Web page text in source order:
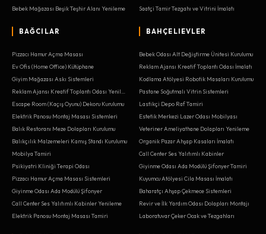
Bebek Mağazası Beşik Teşhir Alanı Yenileme
Saatçi Tamir Tezgahı ve Vitrini İmalatı
BAĞCILAR
Pizzacı Hamur Açma Masası
Ev Ofis (Home Office) Kütüphane
Giyim Mağazası Askı Sistemleri
Escape Room (Kaçış Oyunu) Dekoru Kurulumu
Elektrik Panosu Montaj Masası Sistemleri
Balık Restoranı Meze Dolapları Kurulumu
Balıkçılık Malzemeleri Kamış Standı Kurulumu
Mobilya Tamiri
Psikiyatri Kliniği Terapi Odası
Pizzacı Hamur Açma Masası Sistemleri
Giyinme Odası Ada Modülü Şifonyer
Call Center Ses Yalıtımlı Kabinler Yenileme
Elektrik Panosu Montaj Masası Tamiri
BAHÇELIEVLER
Bebek Odası Alt Değiştirme Ünitesi Kurulumu
Reklam Ajansı Kreatif Toplantı Odası İmalatı
Kodlama Atölyesi Robotik Masaları Kurulumu
Pastane Soğutmalı Vitrin Sistemleri
Lastikçi Depo Raf Tamiri
Estetik Merkezi Lazer Odası Mobilyası
Veteriner Ameliyathane Dolapları Yenileme
Organik Pazar Ahşap Kasaları İmalatı
Call Center Ses Yalıtımlı Kabinler
Giyinme Odası Ada Modülü Şifonyer Tamiri
Kuyumcu Atölyesi Cila Masası İmalatı
Baharatçı Ahşap Çekmece Sistemleri
Revir ve İlk Yardım Odası Dolapları Montajı
Laboratuvar Çeker Ocak ve Tezgahları